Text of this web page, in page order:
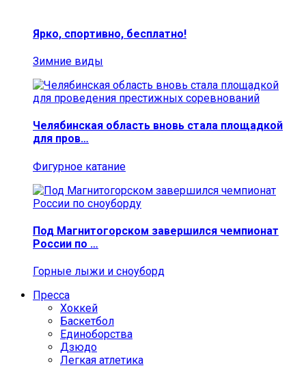
Ярко, спортивно, бесплатно!
Зимние виды
Челябинская область вновь стала площадкой
для пров…
Фигурное катание
Под Магнитогорском завершился чемпионат
России по …
Горные лыжи и сноуборд
Пресса
Хоккей
Баскетбол
Единоборства
Дзюдо
Легкая атлетика